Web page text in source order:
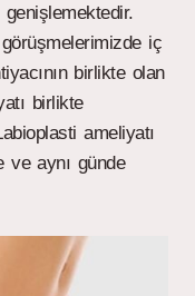
görüşmelerimizde iç
birlikte olan
birlikte
ameliyatı
ve aynı günde